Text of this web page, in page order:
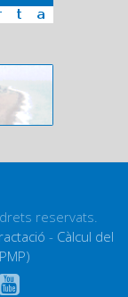
reservats.
- Càlcul del